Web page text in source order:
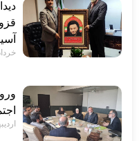
خرداد 13,